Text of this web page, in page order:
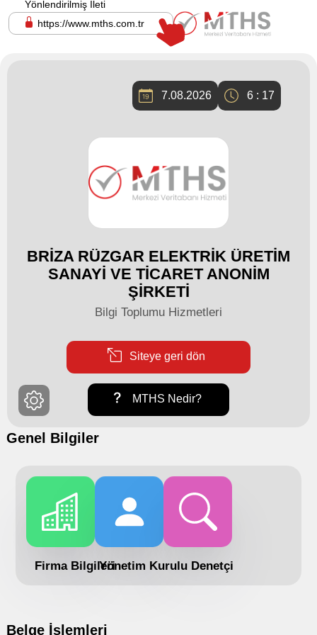
https://www.mths.com.tr
Yönlendirilmiş İleti
7.08.2026 6 : 17
BRİZA RÜZGAR ELEKTRİK ÜRETİM
SANAYİ VE TİCARET ANONİM
ŞİRKETİ
Bilgi Toplumu Hizmetleri
Siteye geri dön
MTHS Nedir?
Genel Bilgiler
Firma BilgileriYönetim Kurulu Denetçi
Belge İşlemleri